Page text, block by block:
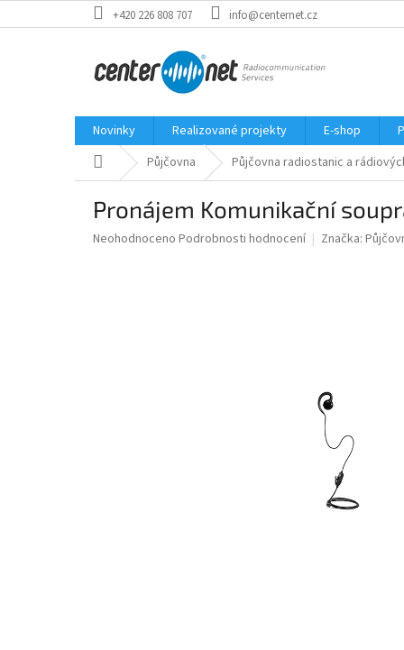
na
+420 226 808 707 info@centernet.cz
Novinky Realizované projekty E-shop
Domů Půjčovna Půjčovna radiostanic a
Pronájem Komunikační
Průměrné
Neohodnoceno Podrobnosti hodnocení Značka: